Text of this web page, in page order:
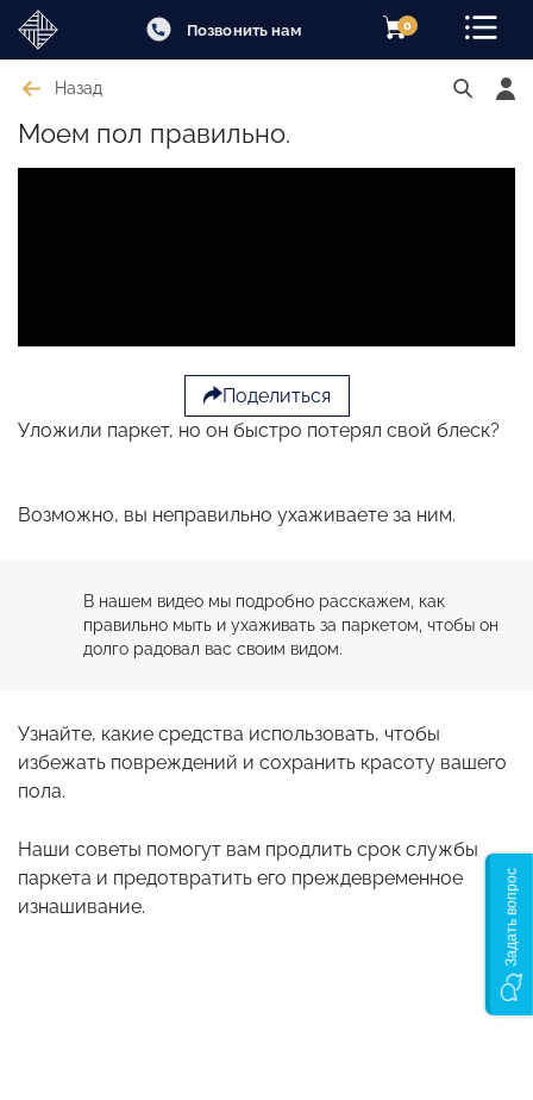
Позвонить нам 0
Назад
Моем пол правильно.
Уложили паркет, но он быстро потерял свой блеск?
Возможно, вы неправильно ухаживаете за ним.
В нашем видео мы подробно расскажем, как
правильно мыть и ухаживать за паркетом, чтобы он
долго радовал вас своим видом.
Узнайте, какие средства использовать, чтобы
избежать повреждений и сохранить красоту вашего
пола.
Наши советы помогут вам продлить срок службы
паркета и предотвратить его преждевременное
изнашивание.
Поделиться
Задать вопрос